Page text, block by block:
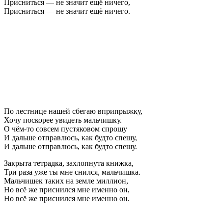
Присниться — не значит ещё ничего,
Присниться — не значит ещё ничего.
По лестнице нашей сбегаю вприпрыжку,
Хочу поскорее увидеть мальчишку.
О чём-то совсем пустяковом спрошу
И дальше отправлюсь, как будто спешу,
И дальше отправлюсь, как будто спешу.
Закрыта тетрадка, захлопнута книжка,
Три раза уже ты мне снился, мальчишка.
Мальчишек таких на земле миллион,
Но всё же приснился мне именно он,
Но всё же приснился мне именно он.